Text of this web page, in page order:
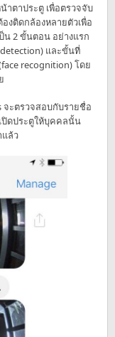
าตาประตู เพื่อตรวจจับ
งติดกล้องหลายตัวเพื่อ
น 2 ขั้นตอน อย่างแรก
และขั้นที่
recognition) โดย
จะตรวจสอบกับรายชื่อ
ปิดประตูให้บุคคลนั้น
แล้ว